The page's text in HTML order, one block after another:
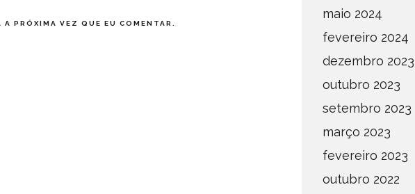
PRÓXIMA VEZ QUE EU COMENTAR.
maio 2024
fevereiro 2024
dezembro 2023
outubro 2023
setembro 2023
março 2023
fevereiro 2023
outubro 2022